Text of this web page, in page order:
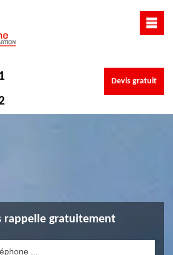
Devis gratuit
rappelle gratuitement